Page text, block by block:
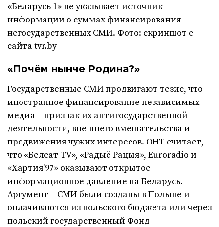
«Беларусь 1» не указывает источник
информации о суммах финансирования
негосударственных СМИ. Фото: скриншот с
сайта tvr.by
«Почём нынче Родина?»
Государственные СМИ продвигают тезис, что
иностранное финансирование независимых
медиа – признак их антигосударственной
деятельности, внешнего вмешательства и
продвижения чужих интересов. ОНТ считает,
что «Белсат TV», «Радыё Рацыя», Euroradio и
«Хартия’97» оказывают открытое
информационное давление на Беларусь.
Аргумент – СМИ были созданы в Польше и
оплачиваются из польского бюджета или через
польский государственный Фонд